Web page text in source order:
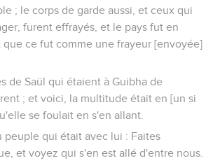
; le corps de garde aussi, et ceux qui
furent effrayés, et le pays fut en
ce fut comme une frayeur [envoyée]
de Saül qui étaient à Guibha de
; et voici, la multitude était en [un si
se foulait en s'en allant.
peuple qui était avec lui : Faites
et voyez qui s'en est allé d'entre nous.